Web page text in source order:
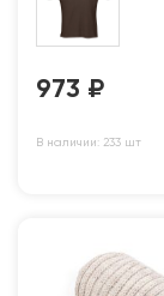
973 ₽
В наличии: 233 шт